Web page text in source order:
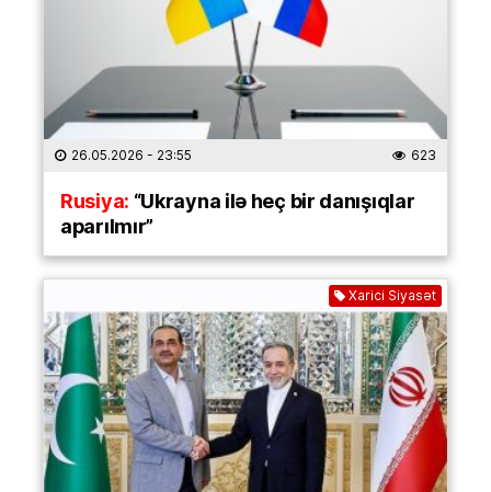
26.05.2026 - 23:55 623
Rusiya: “Ukrayna ilə heç bir danışıqlar
aparılmır”
Xarici Siyasət